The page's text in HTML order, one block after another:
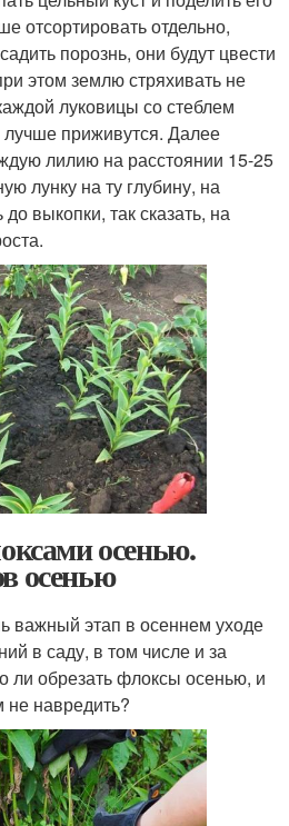
отсортировать отдельно,
порознь, они будут цвести
этом землю стряхивать не
луковицы со стеблем
лучше приживутся. Далее
лилию на расстоянии 15-25
лунку на ту глубину, на
выкопки, так сказать, на
осенью.
осенью
важный этап в осеннем уходе
в саду, в том числе и за
ли обрезать флоксы осенью, и
не навредить?